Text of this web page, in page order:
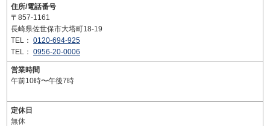
住所/電話番号
〒857-1161
長崎県佐世保市大塔町18-19
TEL： 0120-694-925
TEL： 0956-20-0006
営業時間
午前10時〜午後7時
定休日
無休